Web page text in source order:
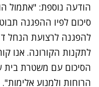
הודעה נוספת: "אתמול
סיכום לפיו ההפגנה
להפגנה לרצועת הנחל
לתקנות הקורונה. אנו
הסיכום עם משטרת בית
הרוחות ולמנוע אלימות".